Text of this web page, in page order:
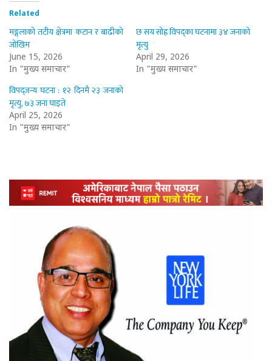
Related
मङ्गलाको तटीय क्षेत्रमा कटान र बाढीको
जोखिम
June 15, 2026
In "मुख्य समाचार"
छ सय सोह्र विपद्का घटनामा ३४ जनाको
मृत्यु
April 29, 2026
In "मुख्य समाचार"
विपद्जन्य घटना : १२ दिनमै २३ जनाको
मृत्यु, ७३ जना घाइते
April 25, 2026
In "मुख्य समाचार"